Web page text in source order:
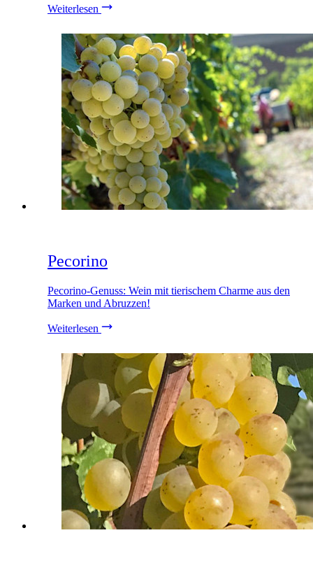
Weiterlesen
Pecorino
Pecorino-Genuss: Wein mit tierischem Charme aus den
Marken und Abruzzen!
Weiterlesen